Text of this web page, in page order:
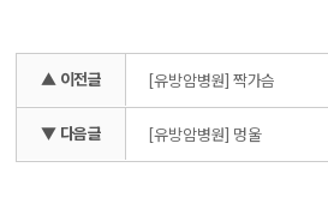
▲ 이전글 [유방암병원] 짝가슴
▼ 다음글 [유방암병원] 멍울